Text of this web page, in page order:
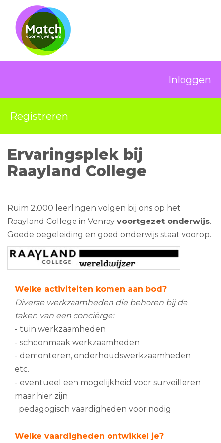
Inloggen
Registreren
Ervaringsplek bij
Raayland College
Ruim 2.000 leerlingen volgen bij ons op het
Raayland College in Venray voortgezet onderwijs.
Goede begeleiding en goed onderwijs staat voorop.
Welke activiteiten komen aan bod?
Diverse werkzaamheden die behoren bij de
taken van een conciërge:
- tuin werkzaamheden
- schoonmaak werkzaamheden
- demonteren, onderhoudswerkzaamheden
etc.
- eventueel een mogelijkheid voor surveilleren
maar hier zijn
pedagogisch vaardigheden voor nodig
Welke vaardigheden ontwikkel je?